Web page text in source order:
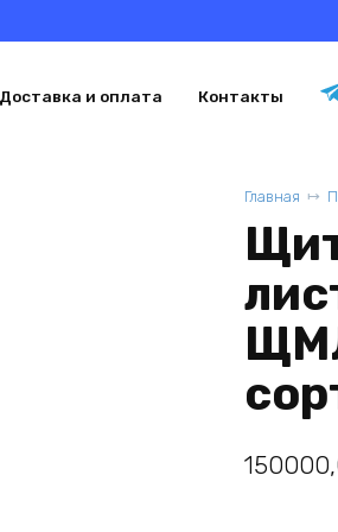
Доставка и оплата Контакты
Главная